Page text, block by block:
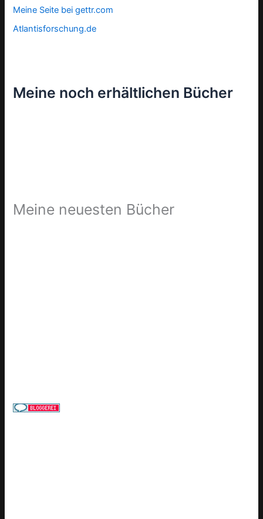
Meine Seite bei gettr.com
Atlantisforschung.de
Meine noch erhältlichen Bücher
Meine neuesten Bücher